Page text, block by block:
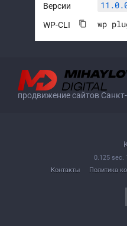
Версии
WP-CLI
продвижение сайтов
0.125 sec.
Контакты
Политика